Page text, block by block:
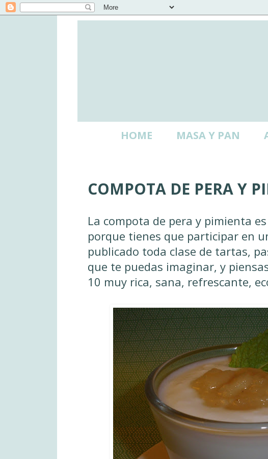
HOME MASA Y PAN
COMPOTA DE PERA Y
La compota de pera y pimienta
porque tienes que participar en
publicado toda clase de tartas,
que te puedas imaginar, y
10 muy rica, sana, refrescante,